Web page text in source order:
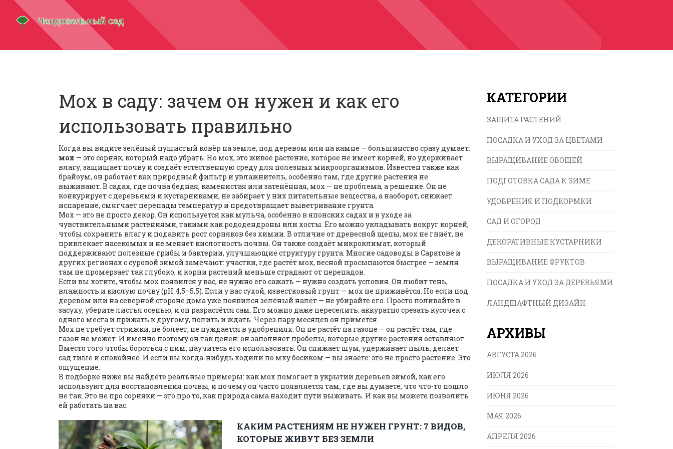
Мох в саду: зачем он нужен и как его
использовать правильно
Когда вы видите зелёный пушистый ковёр на земле, под деревом или на камне — большинство сразу думает:
мох — это сорняк, который надо убрать. Но мох, это живое растение, которое не имеет корней, но удерживает
влагу, защищает почву и создаёт естественную среду для полезных микроорганизмов. Известен также как
брайоум, он работает как природный фильтр и увлажнитель, особенно там, где другие растения не
выживают. В садах, где почва бедная, каменистая или затенённая, мох — не проблема, а решение. Он не
конкурирует с деревьями и кустарниками, не забирает у них питательные вещества, а наоборот, снижает
испарение, смягчает перепады температур и предотвращает выветривание грунта.
Мох — это не просто декор. Он используется как мульча, особенно в японских садах и в уходе за
чувствительными растениями, такими как рододендроны или хосты. Его можно укладывать вокруг корней,
чтобы сохранить влагу и подавить рост сорняков без химии. В отличие от древесной щепы, мох не гниёт, не
привлекает насекомых и не меняет кислотность почвы. Он также создаёт микроклимат, который
поддерживают полезные грибы и бактерии, улучшающие структуру грунта. Многие садоводы в Саратове и
других регионах с суровой зимой замечают: участки, где растёт мох, весной просыпаются быстрее — земля
там не промерзает так глубоко, и корни растений меньше страдают от перепадов.
Если вы хотите, чтобы мох появился у вас, не нужно его сажать — нужно создать условия. Он любит тень,
влажность и кислую почву (pH 4,5–5,5). Если у вас сухой, известковый грунт — мох не приживётся. Но если под
деревом или на северной стороне дома уже появился зелёный налёт — не убирайте его. Просто поливайте в
засуху, уберите листья осенью, и он разрастётся сам. Его можно даже переселить: аккуратно срезать кусочек с
одного места и прижать к другому, полить и ждать. Через пару месяцев он примется.
Мох не требует стрижки, не болеет, не нуждается в удобрениях. Он не растёт на газоне — он растёт там, где
газон не может. И именно поэтому он так ценен: он заполняет пробелы, которые другие растения оставляют.
Вместо того чтобы бороться с ним, научитесь его использовать. Он снижает шум, удерживает пыль, делает
сад тише и спокойнее. И если вы когда-нибудь ходили по мху босиком — вы знаете: это не просто растение. Это
ощущение.
В подборке ниже вы найдёте реальные примеры: как мох помогает в укрытии деревьев зимой, как его
используют для восстановления почвы, и почему он часто появляется там, где вы думаете, что что-то пошло
не так. Это не про сорняки — это про то, как природа сама находит пути выживать. И как вы можете позволить
ей работать на вас.
КАКИМ РАСТЕНИЯМ НЕ НУЖЕН ГРУНТ: 7 ВИДОВ,
КОТОРЫЕ ЖИВУТ БЕЗ ЗЕМЛИ
КАТЕГОРИИ
ЗАЩИТА РАСТЕНИЙ
ПОСАДКА И УХОД ЗА ЦВЕТАМИ
ВЫРАЩИВАНИЕ ОВОЩЕЙ
ПОДГОТОВКА САДА К ЗИМЕ
УДОБРЕНИЯ И ПОДКОРМКИ
САД И ОГОРОД
ДЕКОРАТИВНЫЕ КУСТАРНИКИ
ВЫРАЩИВАНИЕ ФРУКТОВ
ПОСАДКА И УХОД ЗА ДЕРЕВЬЯМИ
ЛАНДШАФТНЫЙ ДИЗАЙН
АРХИВЫ
АВГУСТА 2026
ИЮЛЯ 2026
ИЮНЯ 2026
МАЯ 2026
АПРЕЛЯ 2026